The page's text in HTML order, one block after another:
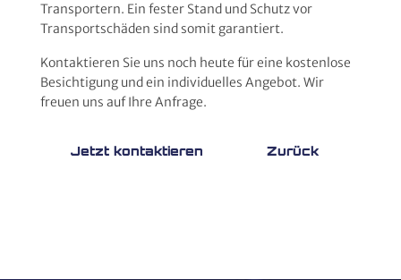
Transportern. Ein fester Stand und Schutz vor
Transportschäden sind somit garantiert.
Kontaktieren Sie uns noch heute für eine kostenlose
Besichtigung und ein individuelles Angebot. Wir
freuen uns auf Ihre Anfrage.
Jetzt kontaktieren Zurück